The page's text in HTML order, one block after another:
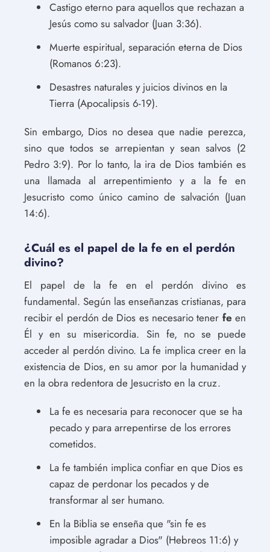
Castigo eterno para aquellos que rechazan a
Jesús como su salvador (Juan 3:36).
Muerte espiritual, separación eterna de Dios
(Romanos 6:23).
Desastres naturales y juicios divinos en la
Tierra (Apocalipsis 6-19).
Sin embargo, Dios no desea que nadie perezca,
sino que todos se arrepientan y sean salvos (2
Pedro 3:9). Por lo tanto, la ira de Dios también es
una llamada al arrepentimiento y a la fe en
Jesucristo como único camino de salvación (Juan
14:6).
¿Cuál es el papel de la fe en el perdón
divino?
El papel de la fe en el perdón divino es
fundamental. Según las enseñanzas cristianas, para
recibir el perdón de Dios es necesario tener fe en
Él y en su misericordia. Sin fe, no se puede
acceder al perdón divino. La fe implica creer en la
existencia de Dios, en su amor por la humanidad y
en la obra redentora de Jesucristo en la cruz.
La fe es necesaria para reconocer que se ha
pecado y para arrepentirse de los errores
cometidos.
La fe también implica confiar en que Dios es
capaz de perdonar los pecados y de
transformar al ser humano.
En la Biblia se enseña que "sin fe es
imposible agradar a Dios" (Hebreos 11:6) y